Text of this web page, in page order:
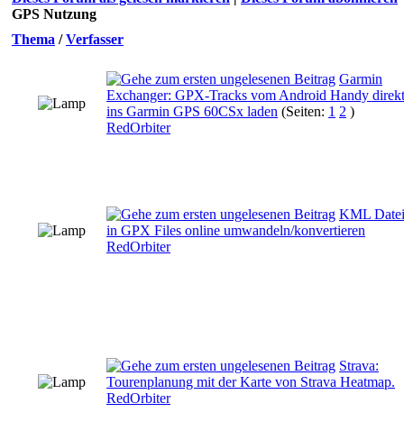
GPS Nutzung
Thema /Verfasser
Garmin
Exchanger: GPX-Tracks vom Android Handy direkt
ins Garmin GPS 60CSx laden (Seiten: 1 2 )
RedOrbiter
KML Datei
in GPX Files online umwandeln/konvertieren
RedOrbiter
Strava:
Tourenplanung mit der Karte von Strava Heatmap.
RedOrbiter